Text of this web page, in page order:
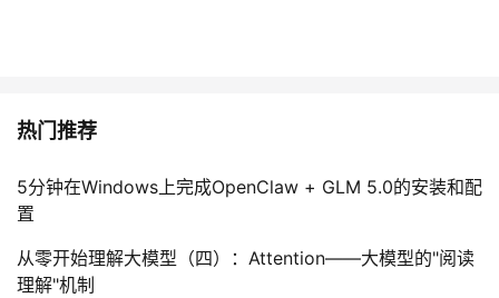
热门推荐
5分钟在Windows上完成OpenClaw + GLM 5.0的安装和配
置
从零开始理解大模型（四）：Attention——大模型的"阅读
理解"机制